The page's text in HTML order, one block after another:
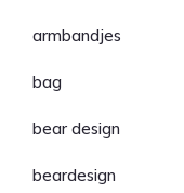
armbandjes
bag
bear design
beardesign